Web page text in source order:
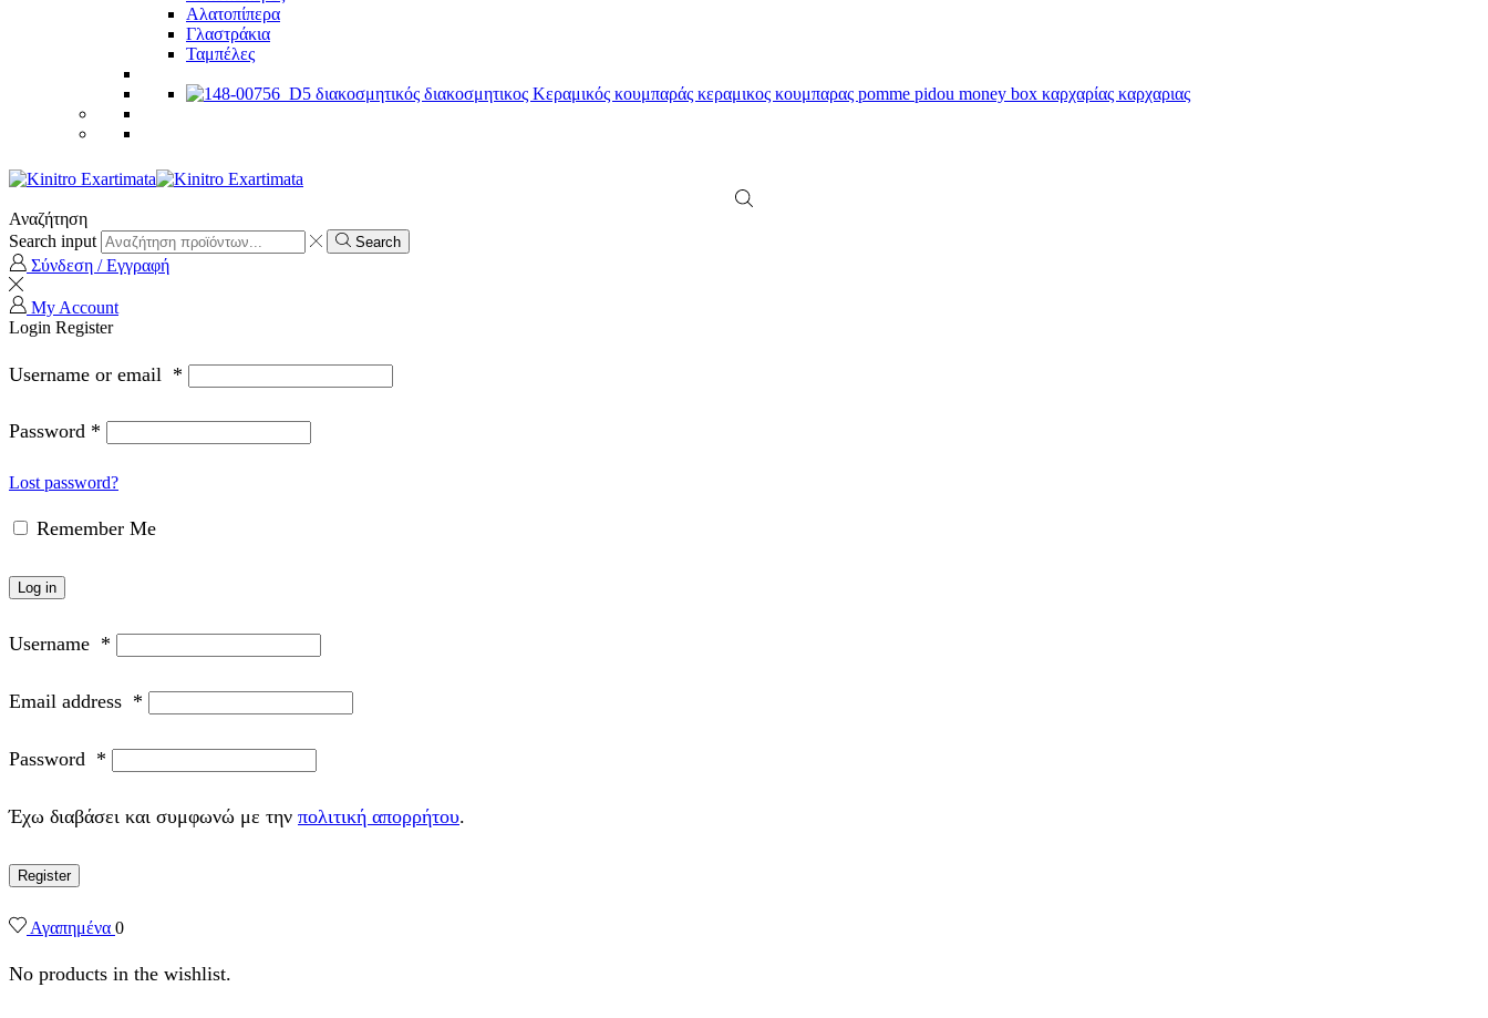
Αλατοπίπερα
Γλαστράκια
Ταμπέλες
Αναζήτηση
Search input
Search
Σύνδεση / Εγγραφή
My Account
Login Register
Username or email *
Password *
Lost password?
Remember Me
Log in
Username *
Email address *
Password *
Έχω διαβάσει και συμφωνώ με την πολιτική απορρήτου.
Register
Αγαπημένα 0
No products in the wishlist.